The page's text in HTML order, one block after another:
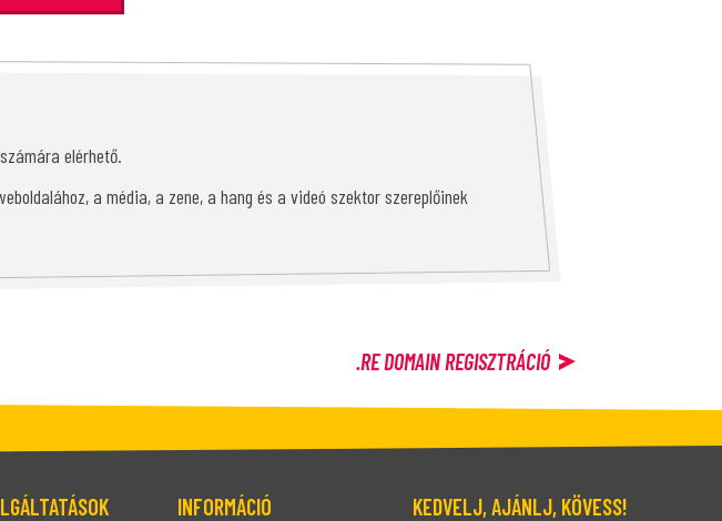
elérhető.
a média, a zene, a hang és a videó szektor szereplőinek
.REDOMAIN REGISZTRÁCIÓ
INFORMÁCIÓ KEDVELJ, AJÁNLJ, KÖVESS!